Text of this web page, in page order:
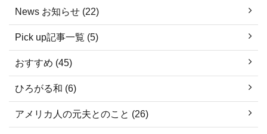
News お知らせ (22)
Pick up記事一覧 (5)
おすすめ (45)
ひろがる和 (6)
アメリカ人の元夫とのこと (26)